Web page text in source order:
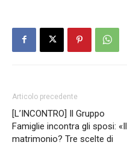
Articolo precedente
[L’INCONTRO] Il Gruppo
Famiglie incontra gli sposi: «Il
matrimonio? Tre scelte di